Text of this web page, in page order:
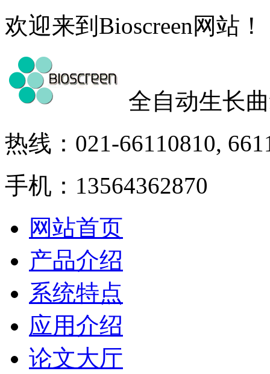
欢迎来到Bioscreen网站！
全自动生长
热线：021-66110810,
手机：13564362870
网站首页
产品介绍
系统特点
应用介绍
论文大厅